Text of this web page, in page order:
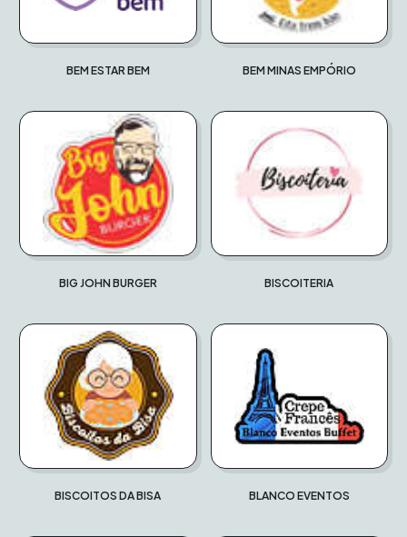
BEM ESTAR BEM BEM MINAS EMPÓRIO
BIG JOHN BURGER BISCOITERIA
BISCOITOS DA BISA BLANCO EVENTOS